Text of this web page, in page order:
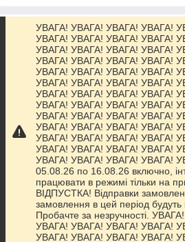
Про нас
Контакти
Доставка та оплата
Графік роботи
Повна версія сайту
Сайт створено на маркетплейсі
Політика конфіденційності
УВАГА! УВАГА! УВАГА! УВАГА!
УВАГА! УВАГА! УВАГА! УВАГА!
УВАГА! УВАГА! УВАГА! УВАГА!
УВАГА! УВАГА! УВАГА! УВАГА!
УВАГА! УВАГА! УВАГА! УВАГА!
УВАГА! УВАГА! УВАГА! УВАГА!
УВАГА! УВАГА! УВАГА! УВАГА!
УВАГА! УВАГА! УВАГА! УВАГА!
УВАГА! УВАГА! УВАГА! УВАГА!
УВАГА! УВАГА! УВАГА! УВАГА!
УВАГА! УВАГА! УВАГА! УВАГА!
УВАГА! УВАГА! УВАГА! УВАГА!
УВАГА! УВАГА! УВАГА! УВАГА!
05.08.26 по 16.08.26 включно,
працювати в режимі тільки на
ВІДПУСТКА! Відправки
замовлення в цей період будуть
Пробачте за незручності.
УВАГА! УВАГА! УВАГА! УВАГА!
УВАГА! УВАГА! УВАГА! УВАГА!